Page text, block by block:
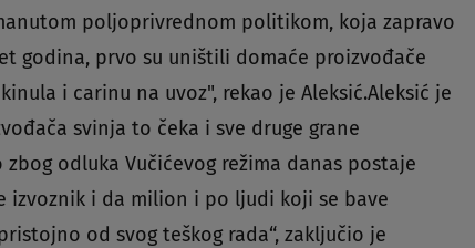
poljoprivrednom politikom, koja zapravo
godina, prvo su uništili domaće proizvođače
i carinu na uvoz", rekao je Aleksić.Aleksić je
svinja to čeka i sve druge grane
odluka Vučićevog režima danas postaje
izvoznik i da milion i po ljudi koji se bave
od svog teškog rada“, zaključio je